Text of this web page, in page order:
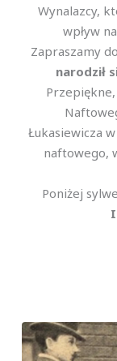
Wynalazcy,
wpływ
Zapraszamy
narodził
Łukasiewicza
naftowego,
Poniżej